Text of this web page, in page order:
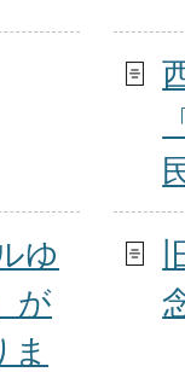
ゆ
が